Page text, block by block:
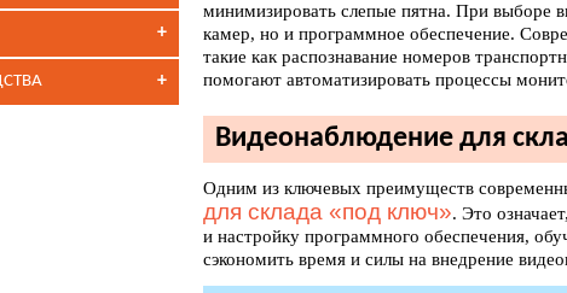
минимизировать слепые пятна. При выборе
камер, но и программное обеспечение.
такие как распознавание номеров
помогают автоматизировать процессы
Видеонаблюдение для
Одним из ключевых преимуществ
для склада «под ключ». Это
и настройку программного обеспечения,
сэкономить время и силы на внедрение
+
+